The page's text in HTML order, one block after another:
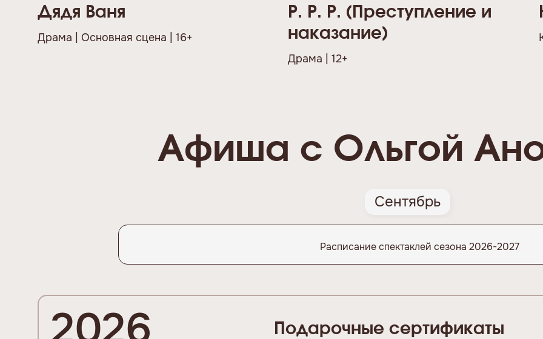
Дядя Ваня
Драма | Основная сцена | 16+
Р. Р. Р. (Преступление и
наказание)
Драма | 12+
Афиша с Ольгой
Сентябрь
Расписание спектаклей сезона 2026-2027
Подарочные сертификаты